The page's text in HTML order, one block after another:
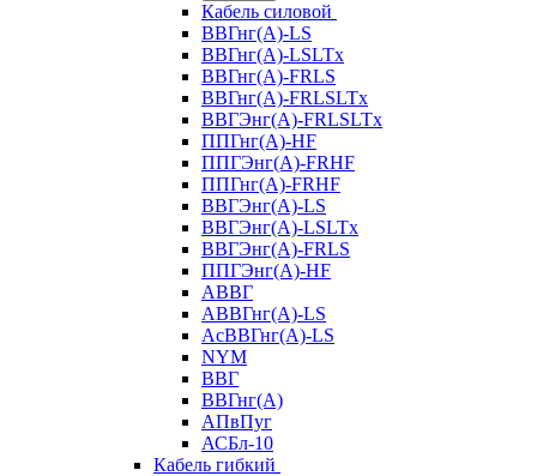
Кабель силовой
ВВГнг(А)-LS
ВВГнг(А)-LSLTx
ВВГнг(А)-FRLS
ВВГнг(А)-FRLSLTx
ВВГЭнг(А)-FRLSLTx
ППГнг(А)-HF
ППГЭнг(А)-FRHF
ППГнг(А)-FRHF
ВВГЭнг(А)-LS
ВВГЭнг(А)-LSLTx
ВВГЭнг(А)-FRLS
ППГЭнг(А)-HF
АВВГ
АВВГнг(А)-LS
АсВВГнг(А)-LS
NYM
ВВГ
ВВГнг(А)
АПвПуг
АСБл-10
Кабель гибкий